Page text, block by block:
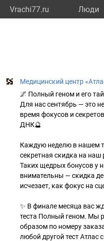
Vrachi77.ru Люди
Медицинский центр
🌌 Полный геном и его
Для нас сентябрь — это
время фокусов и
ДНК🔮
Каждую неделю в нашем
секретная скидка на наш
Таких щедрых бонусов у
внимательны — скидка
исчезает, как фокус на
✨ В финале месяца вас
теста Полный геном. Мы
образом по номеру
любой другой тест Атлас